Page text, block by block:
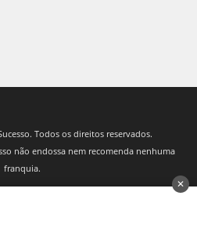
Todos os direitos reservados.
não endossa nem recomenda nenhuma
franquia.
✕